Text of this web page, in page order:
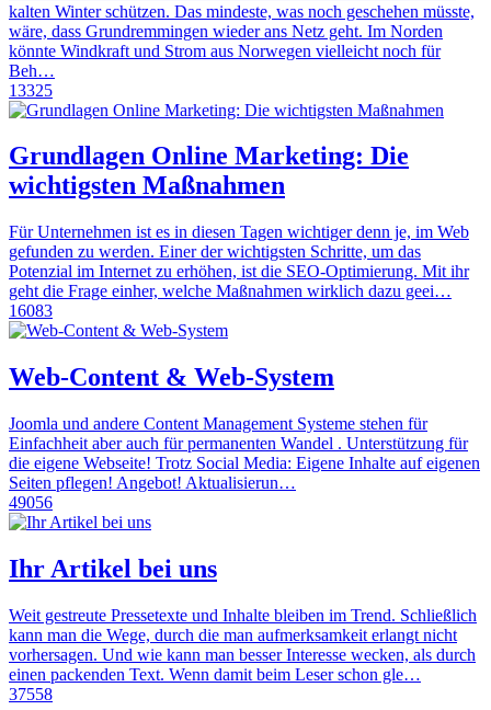
kalten Winter schützen. Das mindeste, was noch geschehen müsste,
wäre, dass Grundremmingen wieder ans Netz geht. Im Norden
könnte Windkraft und Strom aus Norwegen vielleicht noch für
Beh…
13325
Grundlagen Online Marketing: Die
wichtigsten Maßnahmen
Für Unternehmen ist es in diesen Tagen wichtiger denn je, im Web
gefunden zu werden. Einer der wichtigsten Schritte, um das
Potenzial im Internet zu erhöhen, ist die SEO-Optimierung. Mit ihr
geht die Frage einher, welche Maßnahmen wirklich dazu geei…
16083
Web-Content & Web-System
Joomla und andere Content Management Systeme stehen für
Einfachheit aber auch für permanenten Wandel . Unterstützung für
die eigene Webseite! Trotz Social Media: Eigene Inhalte auf eigenen
Seiten pflegen! Angebot! Aktualisierun…
49056
Ihr Artikel bei uns
Weit gestreute Pressetexte und Inhalte bleiben im Trend. Schließlich
kann man die Wege, durch die man aufmerksamkeit erlangt nicht
vorhersagen. Und wie kann man besser Interesse wecken, als durch
einen packenden Text. Wenn damit beim Leser schon gle…
37558